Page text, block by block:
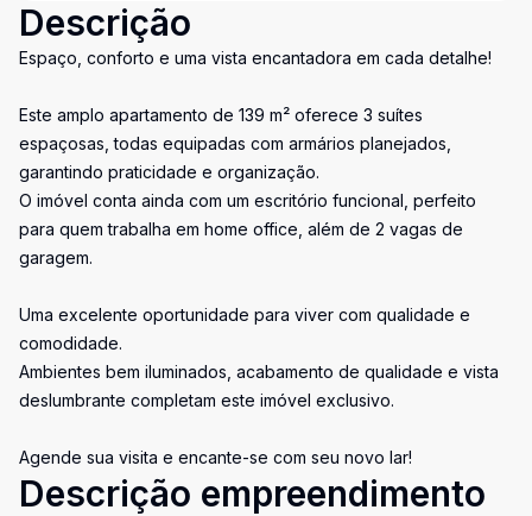
Descrição
Espaço, conforto e uma vista encantadora em cada detalhe!
Este amplo apartamento de 139 m² oferece 3 suítes
espaçosas, todas equipadas com armários planejados,
garantindo praticidade e organização.
O imóvel conta ainda com um escritório funcional, perfeito
para quem trabalha em home office, além de 2 vagas de
garagem.
Uma excelente oportunidade para viver com qualidade e
comodidade.
Ambientes bem iluminados, acabamento de qualidade e vista
deslumbrante completam este imóvel exclusivo.
Agende sua visita e encante-se com seu novo lar!
Descrição empreendimento